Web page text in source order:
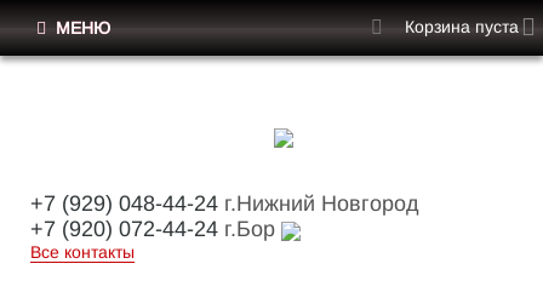
+7 (929) 048-44-24 г.Нижний Новгород
+7 (920) 072-44-24 г.Бор
Все контакты
МЕНЮ Корзина пуста